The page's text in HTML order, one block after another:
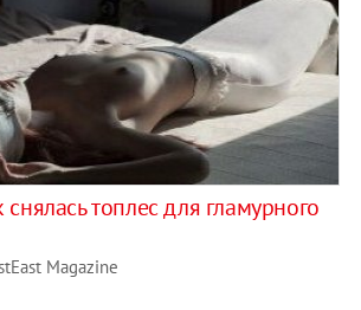
топлес для гламурного
Magazine